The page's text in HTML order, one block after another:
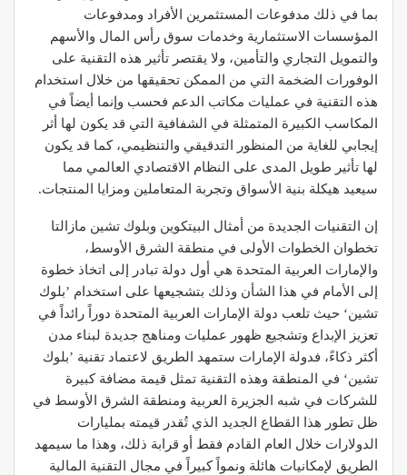
بما في ذلك مدفوعات المستثمرين الأفراد ومدفوعات
المؤسسات الاستثمارية وخدمات سوق رأس المال والأسهم
والتمويل التجاري والتأمين، ولا يقتصر تأثير هذه التقنية على
الوفورات الضخمة التي من الممكن تحقيقها من خلال استخدام
هذه التقنية في عمليات مكاتب الدعم فحسب وإنما أيضاً في
المكاسب الكبيرة المتمثلة في الشفافية التي قد يكون لها أثر
إيجابي للغاية من المنظور التدقيقي والتنظيمي، كما قد يكون
لها تأثير طويل المدى على النظام الاقتصادي العالمي مما
سيعيد هيكلة بنية الأسواق وتجربة المتعاملين ومزايا المنتجات.
إن التقنيات الجديدة من أمثال البيتكوين وبلوك تشين مازالتا
تخطوان الخطوات الأولى في منطقة الشرق الأوسط،
والإمارات العربية المتحدة هي أول دولة تبادر إلى اتخاذ خطوة
إلى الأمام في هذا الشأن وذلك بتشجيعها على استخدام ’بلوك
تشين‘ حيث تلعب دولة الإمارات العربية المتحدة دوراً رائداً في
تعزيز الإبداع وتشجيع ظهور عمليات ومناهج جديدة لبناء مدن
أكثر ذكاءً، فدولة الإمارات ستمهد الطريق لاعتماد تقنية ’بلوك
تشين‘ في المنطقة وهذه التقنية تمثل قيمة مضافة كبيرة
للشركات في شبه الجزيرة العربية ومنطقة الشرق الأوسط في
ظل تطور هذا القطاع الجديد الذي تُقدر قيمته بمليارات
الدولارات خلال العام القادم فقط أو قرابة ذلك، وهذا ما سيمهد
الطريق لإمكانيات هائلة ونمواً كبيراً في مجال التقنية المالية